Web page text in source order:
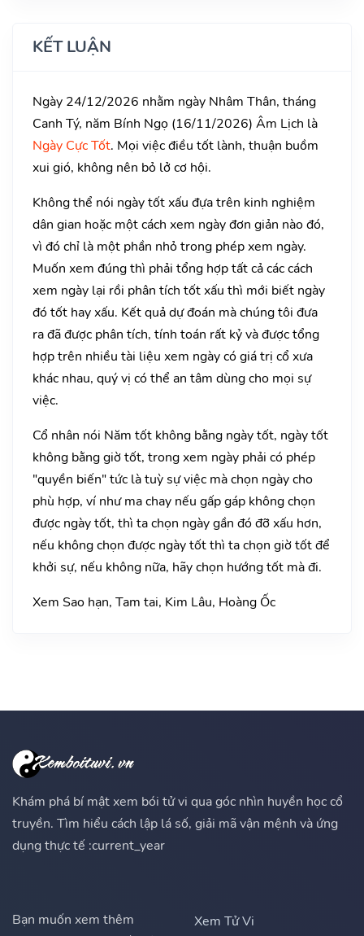
KẾT LUẬN
Ngày 24/12/2026 nhằm ngày Nhâm Thân, tháng
Canh Tý, năm Bính Ngọ (16/11/2026) Âm Lịch là
Ngày Cực Tốt. Mọi việc điều tốt lành, thuận buồm
xui gió, không nên bỏ lở cơ hội.
Không thể nói ngày tốt xấu đựa trên kinh nghiệm
dân gian hoặc một cách xem ngày đơn giản nào đó,
vì đó chỉ là một phần nhỏ trong phép xem ngày.
Muốn xem đúng thì phải tổng hợp tất cả các cách
xem ngày lại rồi phân tích tốt xấu thì mới biết ngày
đó tốt hay xấu. Kết quả dự đoán mà chúng tôi đưa
ra đã được phân tích, tính toán rất kỷ và được tổng
hợp trên nhiều tài liệu xem ngày có giá trị cổ xưa
khác nhau, quý vị có thể an tâm dùng cho mọi sự
việc.
Cổ nhân nói Năm tốt không bằng ngày tốt, ngày tốt
không bằng giờ tốt, trong xem ngày phải có phép
"quyền biến" tức là tuỳ sự việc mà chọn ngày cho
phù hợp, ví như ma chay nếu gấp gáp không chọn
được ngày tốt, thì ta chọn ngày gần đó đỡ xấu hơn,
nếu không chọn được ngày tốt thì ta chọn giờ tốt để
khởi sự, nếu không nữa, hãy chọn hướng tốt mà đi.
Xem Sao hạn, Tam tai, Kim Lâu, Hoàng Ốc
Khám phá bí mật xem bói tử vi qua góc nhìn huyền học cổ
truyền. Tìm hiểu cách lập lá số, giải mã vận mệnh và ứng
dụng thực tế :current_year
Bạn muốn xem thêm
Xem Tử Vi